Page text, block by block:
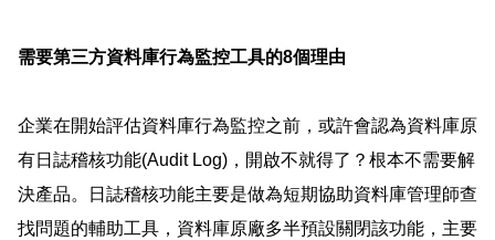
需要第三方資料庫行為監控工具的8個理由
企業在開始評估資料庫行為監控之前，或許會認為資料庫原
有日誌稽核功能(Audit Log)，開啟不就得了？根本不需要解
決產品。日誌稽核功能主要是做為短期協助資料庫管理師查
找問題的輔助工具，資料庫原廠多半預設關閉該功能，主要